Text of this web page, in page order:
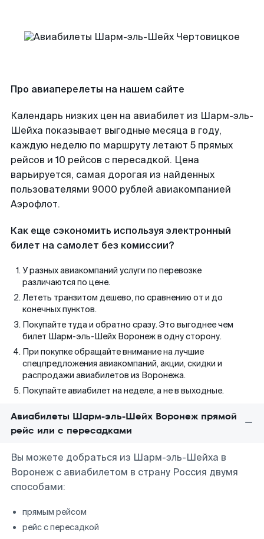
Про авиаперелеты на нашем сайте
Календарь низких цен на авиабилет из Шарм-эль-
Шейха показывает выгодные месяца в году,
каждую неделю по маршруту летают 5 прямых
рейсов и 10 рейсов с пересадкой. Цена
варьируется, самая дорогая из найденных
пользователями 9000 рублей авиакомпанией
Аэрофлот.
Как еще сэкономить используя электронный
билет на самолет без комиссии?
У разных авиакомпаний услуги по перевозке
различаются по цене.
Лететь транзитом дешево, по сравнению от и до
конечных пунктов.
Покупайте туда и обратно сразу. Это выгоднее чем
билет Шарм-эль-Шейх Воронеж в одну сторону.
При покупке обращайте внимание на лучшие
спецпредложения авиакомпаний, акции, скидки и
распродажи авиабилетов из Воронежа.
Покупайте авиабилет на неделе, а не в выходные.
Авиабилеты Шарм-эль-Шейх Воронеж прямой
рейс или с пересадками
Вы можете добраться из Шарм-эль-Шейха в
Воронеж с авиабилетом в страну Россия двумя
способами:
прямым рейсом
рейс с пересадкой